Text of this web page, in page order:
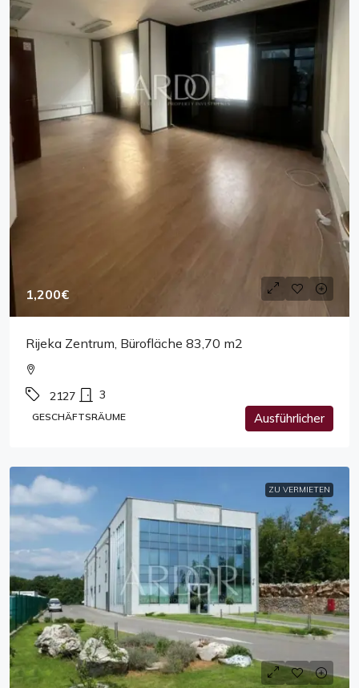
1,200€
Rijeka Zentrum, Bürofläche 83,70 m2
2127 3
GESCHÄFTSRÄUME Ausführlicher
ZU VERMIETEN